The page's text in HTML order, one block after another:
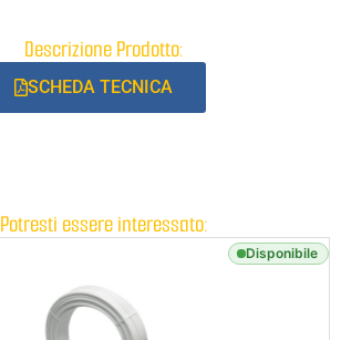
Descrizione Prodotto:
SCHEDA TECNICA
Potresti essere interessato:
Disponibile